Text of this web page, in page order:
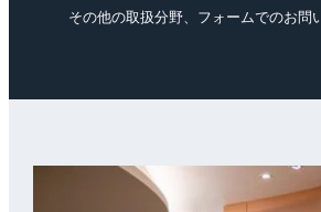
その他の取扱分野、フォームでのお問